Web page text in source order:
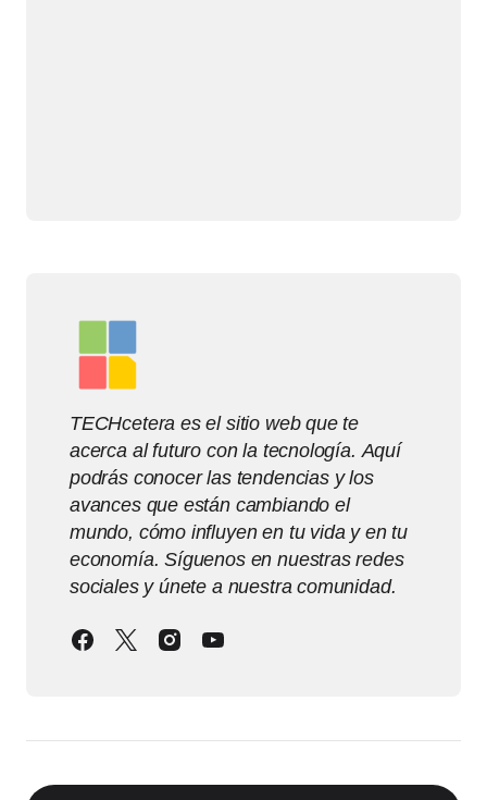
TECHcetera es el sitio web que te
acerca al futuro con la tecnología. Aquí
podrás conocer las tendencias y los
avances que están cambiando el
mundo, cómo influyen en tu vida y en tu
economía. Síguenos en nuestras redes
sociales y únete a nuestra comunidad.